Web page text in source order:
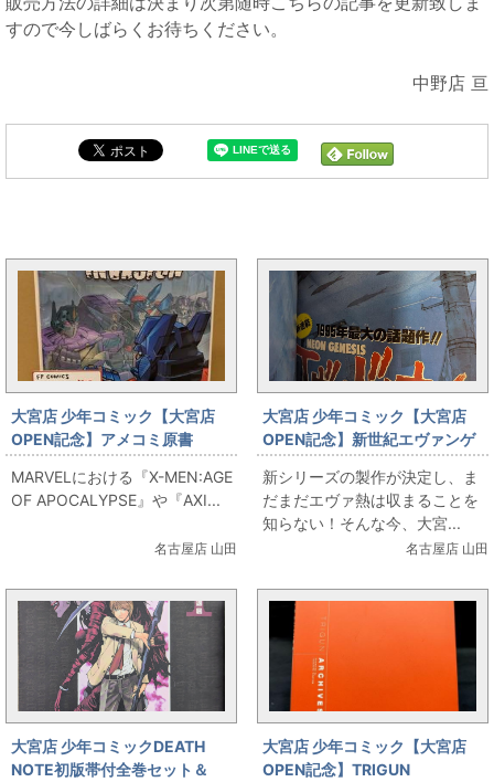
すので今しばらくお待ちください。
中野店 亘
大宮店 少年コミック【大宮店
OPEN記念】アメコミ原書
TRANSFORMERS:TIMELINES
出します！
MARVELにおける『X-MEN:AGE
OF APOCALYPSE』や『AXI...
名古屋店 山田
大宮店 少年コミック【大宮店
OPEN記念】新世紀エヴァンゲ
リオン第1話!!新連載号!!出しま
す!!
新シリーズの製作が決定し、ま
だまだエヴァ熱は収まることを
知らない！そんな今、大宮...
名古屋店 山田
大宮店 少年コミックDEATH
NOTE初版帯付全巻セット＆
大宮店 少年コミック【大宮店
OPEN記念】TRIGUN